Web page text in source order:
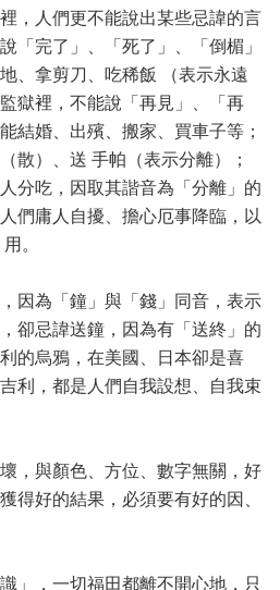
人們更不能說出某些忌諱的言
「完了」、「死了」、「倒楣」
、拿剪刀、吃稀飯 （表示永遠
獄裡，不能說「再見」、「再
結婚、出殯、搬家、買車子等；
散）、送 手帕（表示分離）；
分吃，因取其諧音為「分離」的
們庸人自擾、擔心厄事降臨，以
。
為「鐘」與「錢」同音，表示
卻忌諱送鐘，因為有「送終」的
的烏鴉，在美國、日本卻是喜
利，都是人們自我設想、自我束
與顏色、方位、數字無關，好
得好的結果，必須要有好的因、
，一切福田都離不開心地，只